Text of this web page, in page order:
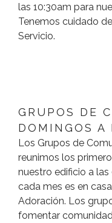
las 10:30am para
Tenemos cuidado
Servicio.
GRUPOS DE
DOMINGOS A
Los Grupos de
reunimos los
nuestro edificio a
cada mes es en
Adoración. Los
fomentar